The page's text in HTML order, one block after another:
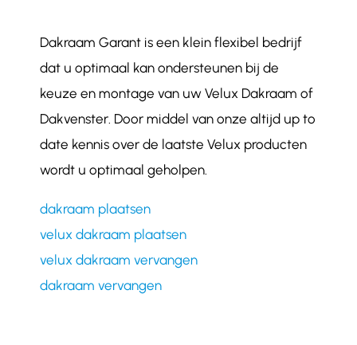
Dakraam Garant is een klein flexibel bedrijf
dat u optimaal kan ondersteunen bij de
keuze en montage van uw Velux Dakraam of
Dakvenster. Door middel van onze altijd up to
date kennis over de laatste Velux producten
wordt u optimaal geholpen.
dakraam plaatsen
velux dakraam plaatsen
velux dakraam vervangen
dakraam vervangen